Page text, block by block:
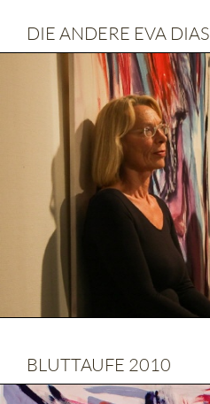
DIE ANDERE EVA DIAS
BLUTTAUFE 2010